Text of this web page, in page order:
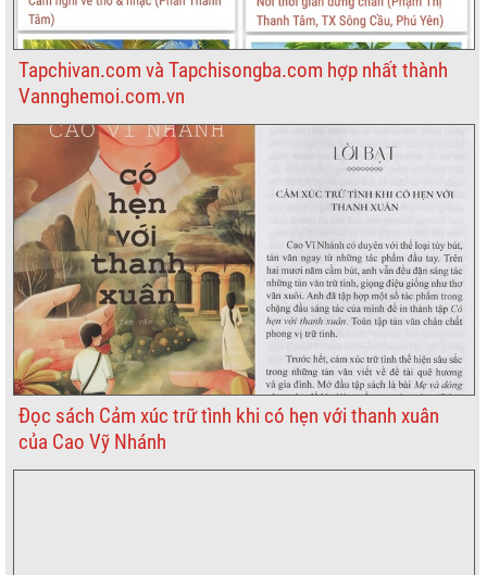
Tapchivan.com và Tapchisongba.com hợp nhất thành
Vannghemoi.com.vn
Đọc sách Cảm xúc trữ tình khi có hẹn với thanh xuân
của Cao Vỹ Nhánh